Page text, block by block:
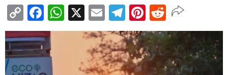
Copy
Link
Facebook
WhatsApp
X EmailTelegram
Pinterest
Reddit